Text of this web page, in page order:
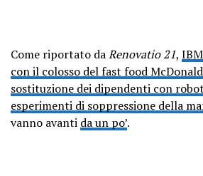
Come riportato daRenovatio 21,
con il colosso del fast food
sostituzione dei dipendenti con robot
esperimenti di soppressione della
vanno avanti da un po’.